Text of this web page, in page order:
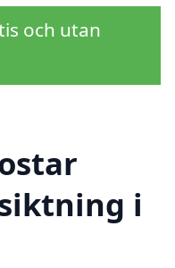
och utan
i